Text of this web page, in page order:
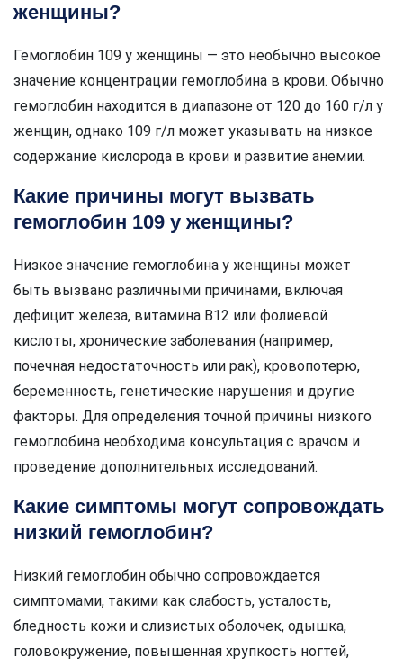
женщины?
Гемоглобин 109 у женщины — это необычно высокое
значение концентрации гемоглобина в крови. Обычно
гемоглобин находится в диапазоне от 120 до 160 г/л у
женщин, однако 109 г/л может указывать на низкое
содержание кислорода в крови и развитие анемии.
Какие причины могут вызвать
гемоглобин 109 у женщины?
Низкое значение гемоглобина у женщины может
быть вызвано различными причинами, включая
дефицит железа, витамина B12 или фолиевой
кислоты, хронические заболевания (например,
почечная недостаточность или рак), кровопотерю,
беременность, генетические нарушения и другие
факторы. Для определения точной причины низкого
гемоглобина необходима консультация с врачом и
проведение дополнительных исследований.
Какие симптомы могут сопровождать
низкий гемоглобин?
Низкий гемоглобин обычно сопровождается
симптомами, такими как слабость, усталость,
бледность кожи и слизистых оболочек, одышка,
головокружение, повышенная хрупкость ногтей,